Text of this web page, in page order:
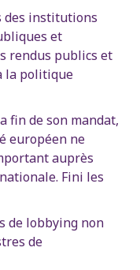
des institutions
et
rendus publics et
la politique
fin de son mandat,
européen ne
auprès
Fini les
de lobbying non
de